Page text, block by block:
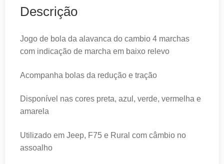
Descrição
Jogo de bola da alavanca do cambio 4 marchas
com indicação de marcha em baixo relevo
Acompanha bolas da redução e tração
Disponível nas cores preta, azul, verde, vermelha e
amarela
Utilizado em Jeep, F75 e Rural com câmbio no
assoalho